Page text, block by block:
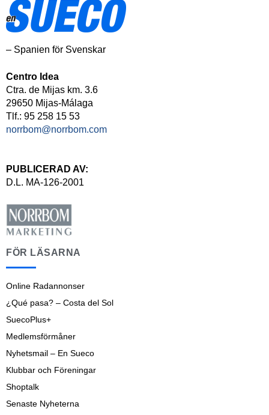
– Spanien för Svenskar
Centro Idea
Ctra. de Mijas km. 3.6
29650 Mijas-Málaga
Tlf.: 95 258 15 53
norrbom@norrbom.com
PUBLICERAD AV:
D.L. MA-126-2001
FÖR LÄSARNA
Online Radannonser
¿Qué pasa? – Costa del Sol
SuecoPlus+
Medlemsförmåner
Nyhetsmail – En Sueco
Klubbar och Föreningar
Shoptalk
Senaste Nyheterna